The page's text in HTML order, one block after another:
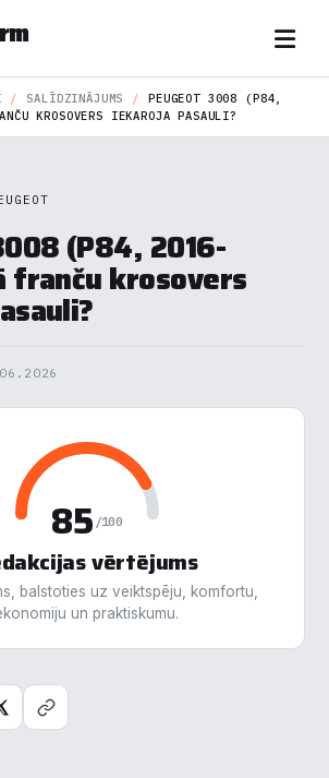
/ SALĪDZINĀJUMS /
PEUGEOT 3008 (P84,
KROSOVERS IEKAROJA PASAULI?
(P84, 2016-
franču krosovers
85 /100
vērtējums
balstoties uz veiktspēju, komfortu,
un praktiskumu.